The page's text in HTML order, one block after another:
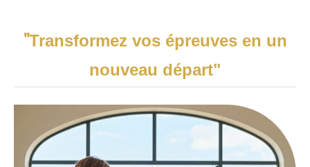
"Transformez vos épreuves en un
nouveau départ"